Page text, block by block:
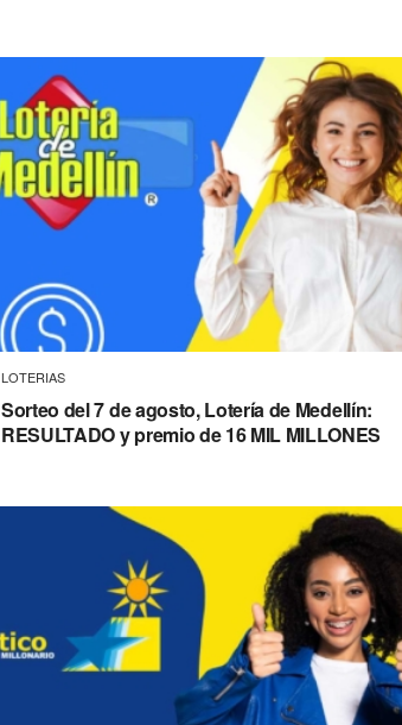
LOTERIAS
Sorteo del 7 de agosto, Lotería de Medellín:
RESULTADO y premio de 16 MIL MILLONES